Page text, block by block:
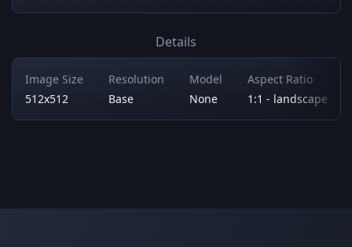
Details
Image Size
512x512
Resolution
Base
Model
None
Aspect Ratio
1:1 - landscape